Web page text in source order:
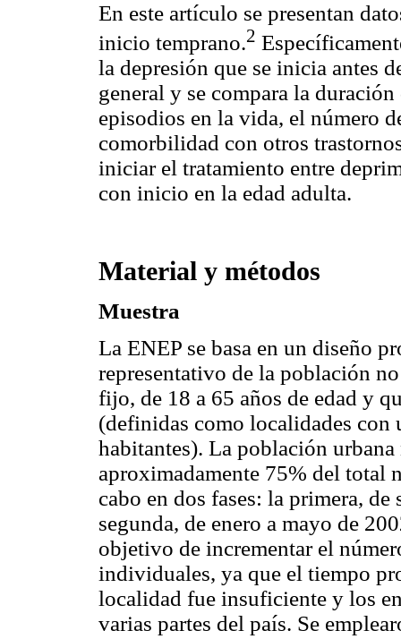
En este artículo se presentan
inicio temprano.2
la depresión que se inicia antes
general y se compara la
episodios en la vida, el número
comorbilidad con otros
iniciar el tratamiento entre
con inicio en la edad adulta.
Material y métodos
Muestra
La ENEP se basa en un diseño
representativo de la población
fijo, de 18 a 65 años de edad y
(definidas como localidades con
habitantes). La población
aproximadamente 75% del total
cabo en dos fases: la primera,
segunda, de enero a mayo de
objetivo de incrementar el
individuales, ya que el tiempo
localidad fue insuficiente y los
varias partes del país. Se